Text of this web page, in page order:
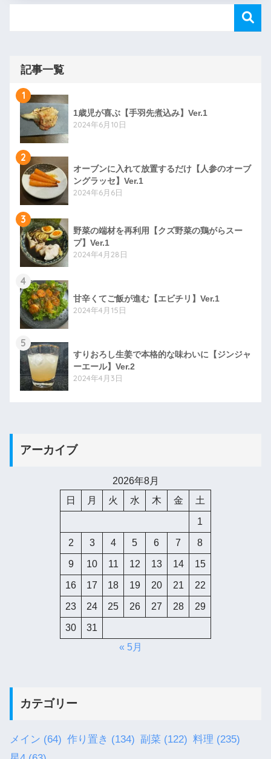
記事一覧
1
1歳児が喜ぶ【手羽先煮込み】Ver.1
2024年6月10日
2
オーブンに入れて放置するだけ【人参のオーブ
ングラッセ】Ver.1
2024年6月6日
3
野菜の端材を再利用【クズ野菜の鶏がらスー
プ】Ver.1
2024年4月28日
4
甘辛くてご飯が進む【エビチリ】Ver.1
2024年4月15日
5
すりおろし生姜で本格的な味わいに【ジンジャ
ーエール】Ver.2
2024年4月3日
アーカイブ
2026年8月
日
月 火 水 木 金 土
1
2 3 4 5 6 7 8
9 10 11 12 13 14 15
16 17 18 19 20 21 22
23 24 25 26 27 28 29
30
31
« 5月
カテゴリー
メイン (64) 作り置き (134) 副菜 (122) 料理 (235)